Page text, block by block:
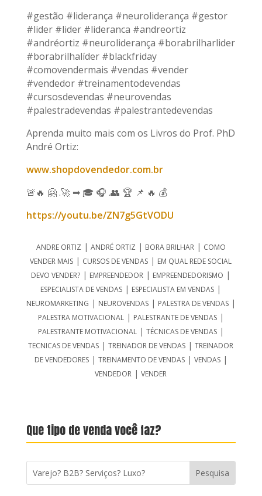
#gestão #liderança #neuroliderança #gestor
#lider #lider #lideranca #andreortiz
#andréortiz #neuroliderança #borabrilharlider
#borabrilhalíder #blackfriday
#comovendermais #vendas #vender
#vendedor #treinamentodevendas
#cursosdevendas #neurovendas
#palestradevendas #palestrantedevendas
Aprenda muito mais com os Livros do Prof. PhD
André Ortiz:
www.shopdovendedor.com.br
🚨🔥 🤗 .🚀 ➡ 🎓 🎧 .👥 🏆 📌 🔥 💰
https://youtu.be/ZN7g5GtVODU
ANDRE ORTIZ | ANDRÉ ORTIZ | BORA BRILHAR | COMO
VENDER MAIS | CURSOS DE VENDAS | EM QUAL REDE SOCIAL
DEVO VENDER? | EMPREENDEDOR | EMPREENDEDORISMO |
ESPECIALISTA DE VENDAS | ESPECIALISTA EM VENDAS |
NEUROMARKETING | NEUROVENDAS| PALESTRA DE VENDAS|
PALESTRA MOTIVACIONAL | PALESTRANTE DE VENDAS|
PALESTRANTE MOTIVACIONAL | TÉCNICAS DE VENDAS|
TECNICAS DE VENDAS |TREINADOR DE VENDAS |TREINADOR
DE VENDEDORES| TREINAMENTO DE VENDAS| VENDAS|
VENDEDOR |VENDER
Que tipo de venda você faz?